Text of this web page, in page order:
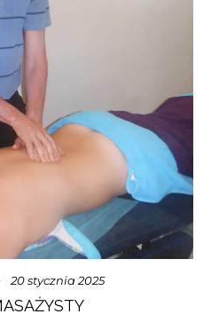
20 stycznia 2025